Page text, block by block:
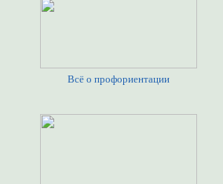
Всё о профориентации